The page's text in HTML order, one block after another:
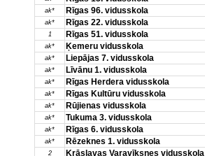
ak* Rīgas 96. vidusskola
ak* Rīgas 22. vidusskola
1 Rīgas 51. vidusskola
ak* Ķemeru vidusskola
ak* Liepājas 7. vidusskola
ak* Līvānu 1. vidusskola
ak* Rīgas Herdera vidusskola
ak* Rīgas Kultūru vidusskola
ak* Rūjienas vidusskola
ak* Tukuma 3. vidusskola
ak* Rīgas 6. vidusskola
ak* Rēzeknes 1. vidusskola
2 Krāslavas Varavīksnes vidusskola